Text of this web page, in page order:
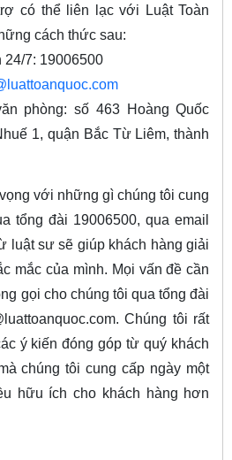
có thể liên lạc với Luật Toàn
cách thức sau:
24/7: 19006500
phòng: số 463 Hoàng Quốc
1, quận Bắc Từ Liêm, thành
với những gì chúng tôi cung
tổng đài 19006500, qua email
luật sư sẽ giúp khách hàng giải
mắc của mình. Mọi vấn đề cần
gọi cho chúng tôi qua tổng đài
. Chúng tôi rất
ý kiến đóng góp từ quý khách
chúng tôi cung cấp ngày một
hữu ích cho khách hàng hơn